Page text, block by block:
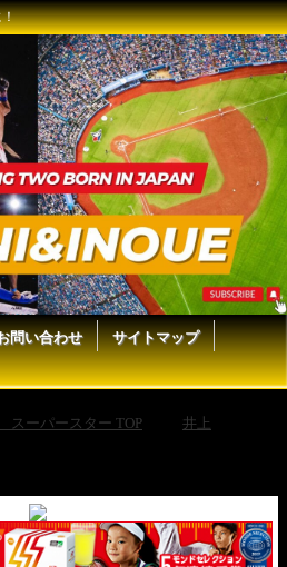
問い合わせ
サイトマップ
スーパースター TOP 井上